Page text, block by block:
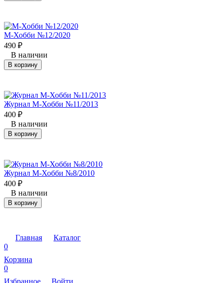
М-Хобби №12/2020
490 ₽
В наличии
В корзину
Журнал М-Хобби №11/2013
400 ₽
В наличии
В корзину
Журнал М-Хобби №8/2010
400 ₽
В наличии
В корзину
Главная
Каталог
0
Корзина
0
Избранное
Войти